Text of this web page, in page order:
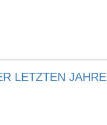
LETZTEN JAHRE